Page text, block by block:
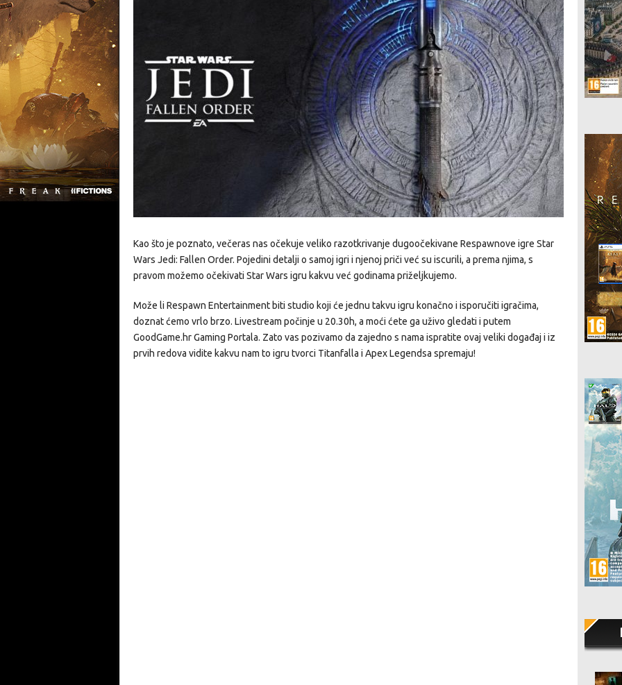
Kao što je poznato, večeras nas očekuje veliko razotkrivanje dugoočekivane Respawnove igre Star
Wars Jedi: Fallen Order. Pojedini detalji o samoj igri i njenoj priči već su iscurili, a prema njima, s
pravom možemo očekivati Star Wars igru kakvu već godinama priželjkujemo.
Može li Respawn Entertainment biti studio koji će jednu takvu igru konačno i isporučiti igračima,
doznat ćemo vrlo brzo. Livestream počinje u 20.30h, a moći ćete ga uživo gledati i putem
GoodGame.hr Gaming Portala. Zato vas pozivamo da zajedno s nama ispratite ovaj veliki događaj i iz
prvih redova vidite kakvu nam to igru tvorci Titanfalla i Apex Legendsa spremaju!